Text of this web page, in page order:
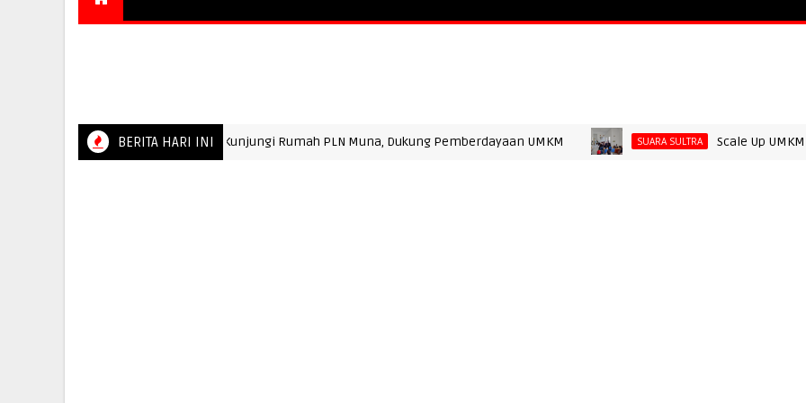
BERITA HARI INI
Kepala Bapas Kelas II Baubau Kunjungi Rumah PLN Muna, Dukung Pemberdayaan UMKM SUARA SULTRA Scale Up UMKM 2026: